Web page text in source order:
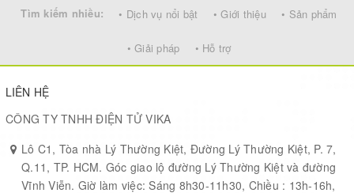
Tìm kiếm nhiều: • Dịch vụ nổi bật • Giới thiệu • Sản phẩm
• Giải pháp • Hỗ trợ
LIÊN HỆ
CÔNG TY TNHH ĐIỆN TỬ VIKA
Lô C1, Tòa nhà Lý Thường Kiệt, Đường Lý Thường Kiệt, P. 7,
Q.11, TP. HCM. Góc giao lộ đường Lý Thường Kiệt và đường
Vĩnh Viễn. Giờ làm việc: Sáng 8h30-11h30, Chiều : 13h-16h,